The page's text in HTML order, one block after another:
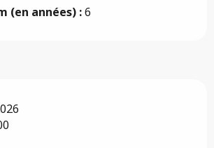
(en années) :6